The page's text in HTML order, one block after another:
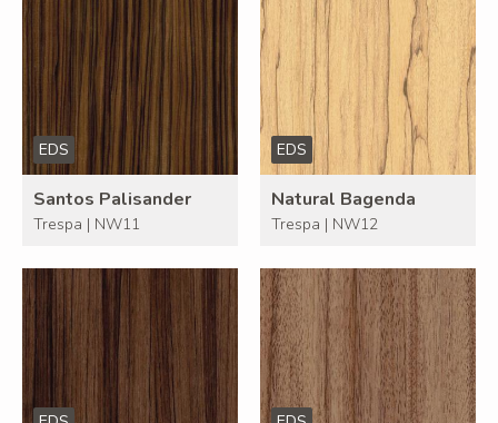
EDS
Santos Palisander
Trespa | NW11
EDS
Natural Bagenda
Trespa | NW12